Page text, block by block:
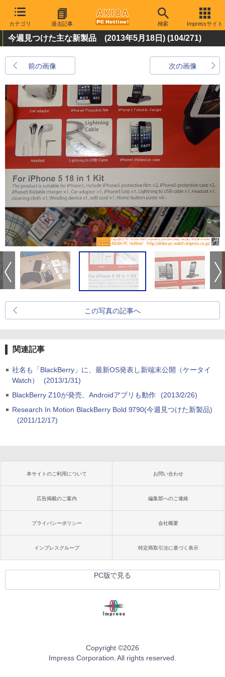
カテゴリ 過去記事 検索 Impressサイト
今週見つけた主な新製品 (2013年5月18日) (104/271)
前の画像 次の画像
この写真の記事へ
関連記事
社名も「BlackBerry」に、最新OS発表し新端末公開（ケータイ
Watch）
(2013/1/31)
BlackBerry Z10が発売、Androidアプリも動作
(2013/2/26)
Research In Motion BlackBerry Bold 9790(今週見つけた新製品)
(2011/12/17)
本サイトのご利用について お問い合わせ
広告掲載のご案内 編集部へのご連絡
プライバシーポリシー 会社概要
インプレスグループ 特定商取引法に基づく表示
PC版で見る
Copyright ©2026
Impress Corporation. All rights reserved.